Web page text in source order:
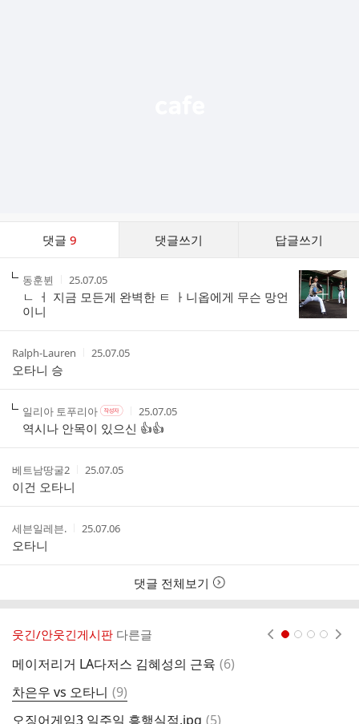
댓글 9 댓글쓰기 답글쓰기
트
작
성
자
동훈뷘
작
성
시
25.07.05
ㄴ ㅓ 지금 모든게 완벽한 ㅌ ㅏ니옵에게 무슨 망언
이니
작
성
자
Ralph-Lauren
작
간
25.07.05
오타니 승
작
성
자
일리아 토푸리아작
성
자
본
여
작
성
자
작
성
시
간
25.07.05
역시나 안목이 있으신 👍👍
작
성
자
베트남땅굴2
작
간
25.07.05
이건 오타니
작
성
자
세븐일레븐.
작
간
25.07.06
오타니
댓글 전체보기
웃긴/안웃긴게시판 다른글
메이저리거 LA다저스 김혜성의 근육 댓
(6)
차은우 vs 오타니 댓
글
(9)
오징어게임3 일주일 흥행실적.jpg 댓
(5)